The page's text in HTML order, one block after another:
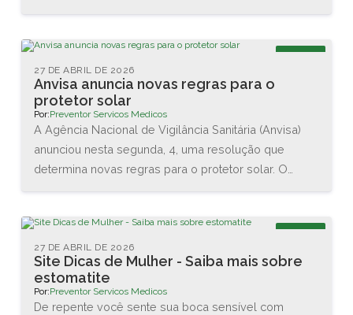
Maurício, da DCA Ergonomia, e juntos conheceram as
novas tecnologias disponíveis na área. Também
assistiram diversas palestras sobre as interações
entre o homem e o trabalho.
Anvisa anuncia novas regras para o
protetor solar
27 DE ABRIL DE 2026
Por:Preventor Servicos Medicos
A Agência Nacional de Vigilância Sanitária (Anvisa)
anunciou nesta segunda, 4, uma resolução que
determina novas regras para o protetor solar. O
mínimo do Fator de Proteção Solar (FPS), que vai
aumentar de 2 para 6, e na proteção contra os raios
UVA, que agora terá que ser de no mínimo 1/3 do
valor do FPS declarado.
Site Dicas de Mulher - Saiba mais sobre
estomatite
27 DE ABRIL DE 2026
Por:Preventor Servicos Medicos
De repente você sente sua boca sensível com